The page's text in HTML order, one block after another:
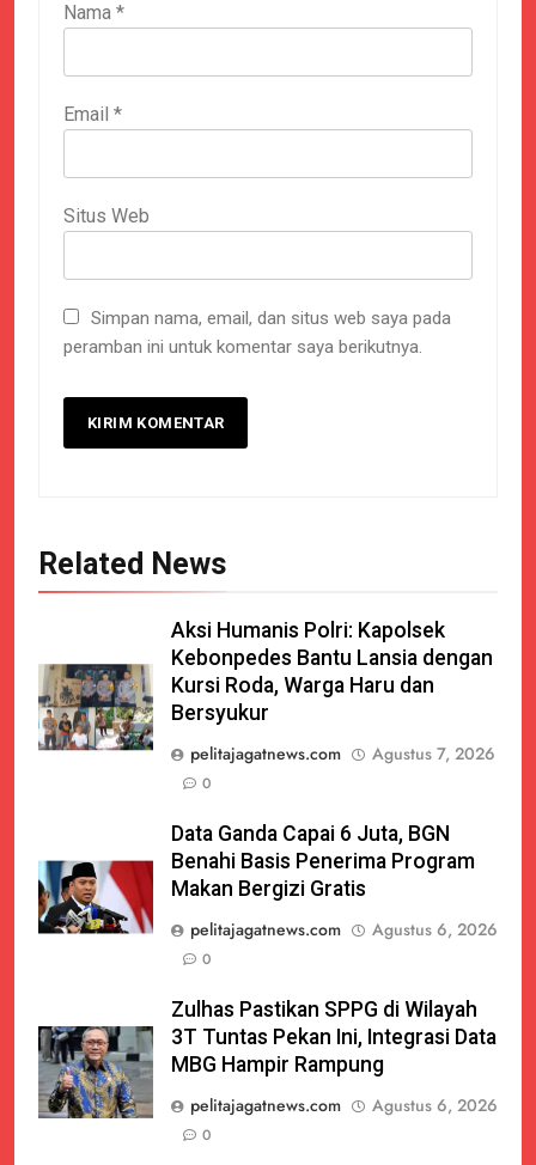
Nama *
Email *
Situs Web
Simpan nama, email, dan situs web saya pada
peramban ini untuk komentar saya berikutnya.
Related News
Aksi Humanis Polri: Kapolsek
Kebonpedes Bantu Lansia dengan
Kursi Roda, Warga Haru dan
Bersyukur
pelitajagatnews.com
Agustus 7, 2026
0
Data Ganda Capai 6 Juta, BGN
Benahi Basis Penerima Program
Makan Bergizi Gratis
pelitajagatnews.com
Agustus 6, 2026
0
Zulhas Pastikan SPPG di Wilayah
3T Tuntas Pekan Ini, Integrasi Data
MBG Hampir Rampung
pelitajagatnews.com
Agustus 6, 2026
0